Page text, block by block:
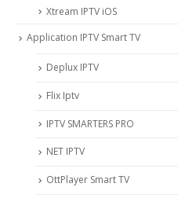
Xtream IPTV iOS
Application IPTV Smart TV
Deplux IPTV
Flix Iptv
IPTV SMARTERS PRO
NET IPTV
OttPlayer Smart TV